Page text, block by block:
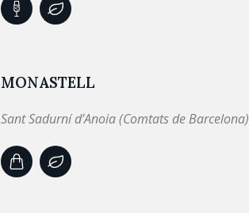
MONASTELL
Sant Sadurní d’Anoia (Comtats de Barcelona)